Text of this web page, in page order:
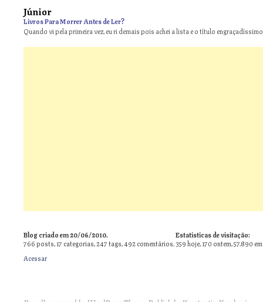
Júnior
Livros Para Morrer Antes de Ler?
Quando vi pela primeira vez, eu ri demais pois achei a lista e o título
Blog criado em 20/06/2010.
766posts,17 categorias,247tags,492comentários.
Estatísticas de visitação:
359 hoje, 170 ontem, 57.890
Acessar